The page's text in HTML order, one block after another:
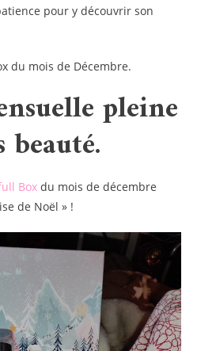
pour y découvrir son
du mois de Décembre.
pleine
Box du mois de décembre
de Noël » !